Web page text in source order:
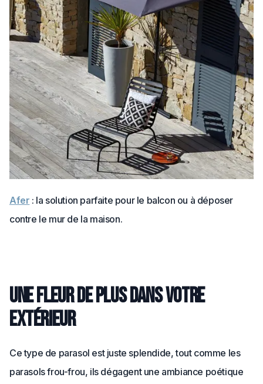
Afer : la solution parfaite pour le balcon ou à déposer
contre le mur de la maison.
Une fleur de plus dans votre
extérieur
Ce type de parasol est juste splendide, tout comme les
parasols frou-frou, ils dégagent une ambiance poétique